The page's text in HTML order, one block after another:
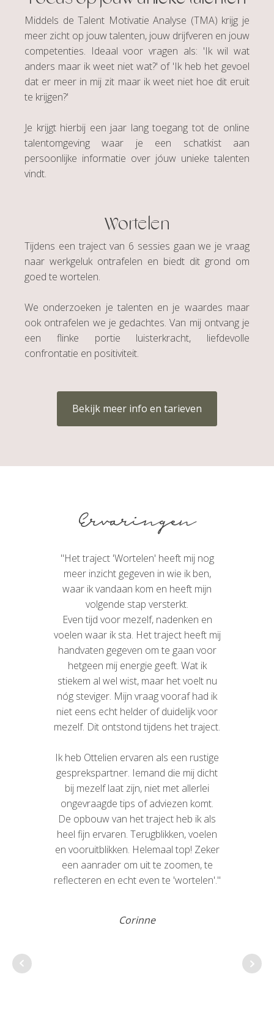
Middels de Talent Motivatie Analyse (TMA) krijg je
meer zicht op jouw talenten, jouw drijfveren en jouw
competenties. Ideaal voor vragen als: 'Ik wil wat
anders maar ik weet niet wat?' of 'Ik heb het gevoel
dat er meer in mij zit maar ik weet niet hoe dit eruit
te krijgen?'
Je krijgt hierbij een jaar lang toegang tot de online
talentomgeving waar je een schatkist aan
persoonlijke informatie over jóuw unieke talenten
vindt.
Wortelen
Tijdens een traject van 6 sessies gaan we je vraag
naar werkgeluk ontrafelen en biedt dit grond om
goed te wortelen.
We onderzoeken je talenten en je waardes maar
ook ontrafelen we je gedachtes. Van mij ontvang je
een flinke portie luisterkracht, liefdevolle
confrontatie en positiviteit.
Bekijk meer info en tarieven
Ervaringen
"Het traject 'Wortelen' heeft mij nog
meer inzicht gegeven in wie ik ben,
waar ik vandaan kom en heeft mijn
volgende stap versterkt.
Even tijd voor mezelf, nadenken en
voelen waar ik sta. Het traject heeft mij
handvaten gegeven om te gaan voor
hetgeen mij energie geeft. Wat ik
stiekem al wel wist, maar het voelt nu
nóg steviger. Mijn vraag vooraf had ik
niet eens echt helder of duidelijk voor
mezelf. Dit ontstond tijdens het traject.
Ik heb Ottelien ervaren als een rustige
gesprekspartner. Iemand die mij dicht
bij mezelf laat zijn, niet met allerlei
ongevraagde tips of adviezen komt.
De opbouw van het traject heb ik als
heel fijn ervaren. Terugblikken, voelen
en vooruitblikken. Helemaal top! Zeker
een aanrader om uit te zoomen, te
reflecteren en echt even te 'wortelen'."
Corinne